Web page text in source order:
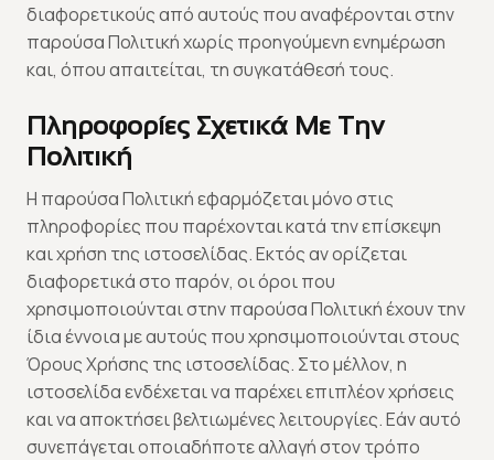
διαφορετικούς από αυτούς που αναφέρονται στην
παρούσα Πολιτική χωρίς προηγούμενη ενημέρωση
και, όπου απαιτείται, τη συγκατάθεσή τους.
Πληροφορίες Σχετικά Με Την
Πολιτική
Η παρούσα Πολιτική εφαρμόζεται μόνο στις
πληροφορίες που παρέχονται κατά την επίσκεψη
και χρήση της ιστοσελίδας. Εκτός αν ορίζεται
διαφορετικά στο παρόν, οι όροι που
χρησιμοποιούνται στην παρούσα Πολιτική έχουν την
ίδια έννοια με αυτούς που χρησιμοποιούνται στους
Όρους Χρήσης της ιστοσελίδας. Στο μέλλον, η
ιστοσελίδα ενδέχεται να παρέχει επιπλέον χρήσεις
και να αποκτήσει βελτιωμένες λειτουργίες. Εάν αυτό
συνεπάγεται οποιαδήποτε αλλαγή στον τρόπο